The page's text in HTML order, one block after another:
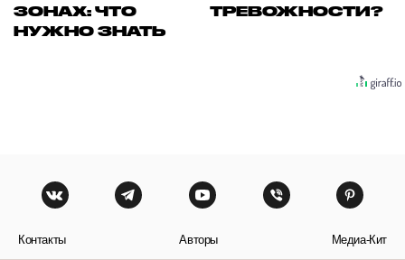
ЗОНАХ: ЧТО
НУЖНО ЗНАТЬ
ТРЕВОЖНОСТИ?
Контакты Авторы Медиа-Кит